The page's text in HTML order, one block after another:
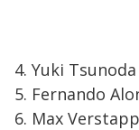
4. Yuki Tsunoda
5. Fernando
6. Max